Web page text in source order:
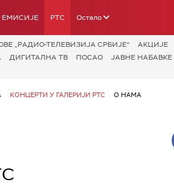
ЕМИСИЈЕ РТС Остало
„РАДИО-ТЕЛЕВИЗИЈА СРБИЈЕ“ АКЦИЈЕ
ДИГИТАЛНА ТВ ПОСАО ЈАВНЕ НАБАВКЕ
КОНЦЕРТИ У ГАЛЕРИЈИ РТС О НАМА